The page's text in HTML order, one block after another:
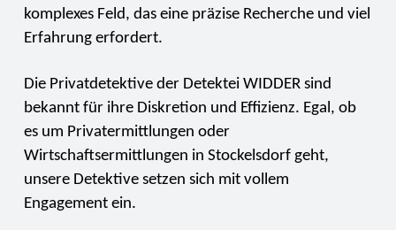
komplexes Feld, das eine präzise Recherche und viel
Erfahrung erfordert.
Die Privatdetektive der Detektei WIDDER sind
bekannt für ihre Diskretion und Effizienz. Egal, ob
es um Privatermittlungen oder
Wirtschaftsermittlungen in Stockelsdorf geht,
unsere Detektive setzen sich mit vollem
Engagement ein.